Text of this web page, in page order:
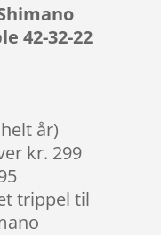
42-32-22
år)
kr. 299
trippel til